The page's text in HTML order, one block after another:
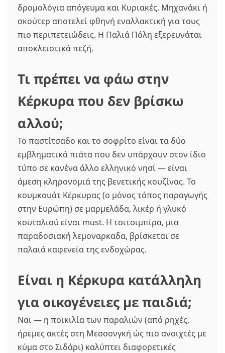
δρομολόγια απόγευμα και Κυριακές. Μηχανάκι ή
σκούτερ αποτελεί φθηνή εναλλακτική για τους
πιο περιπετειώδεις. Η Παλιά Πόλη εξερευνάται
αποκλειστικά πεζή.
Τι πρέπει να φάω στην
Κέρκυρα που δεν βρίσκω
αλλού;
Το παστίτσαδο και το σοφρίτο είναι τα δύο
εμβληματικά πιάτα που δεν υπάρχουν στον ίδιο
τύπο σε κανένα άλλο ελληνικό νησί — είναι
άμεση κληρονομιά της βενετικής κουζίνας. Το
κουμκουάτ Κέρκυρας (ο μόνος τόπος παραγωγής
στην Ευρώπη) σε μαρμελάδα, λικέρ ή γλυκό
κουταλιού είναι must. Η τσιτσιμπίρα, μια
παραδοσιακή λεμοναρκαδα, βρίσκεται σε
παλαιά καφενεία της ενδοχώρας.
Είναι η Κέρκυρα κατάλληλη
για οικογένειες με παιδιά;
Ναι — η ποικιλία των παραλιών (από ρηχές,
ήρεμες ακτές στη Μεσσονγκή ώς πιο ανοιχτές με
κύμα στο Σιδάρι) καλύπτει διαφορετικές